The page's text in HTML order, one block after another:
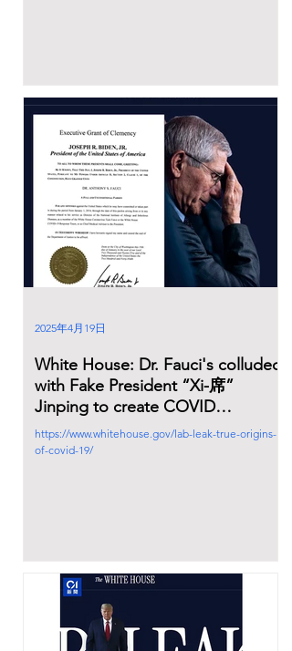
White House: Dr. Fauci's colluded
with Fake President “Xi-席”
Jinping to create COVID
Outbreak~
https://www.whitehouse.gov/lab-leak-true-origins-
of-covid-19/
2025年4月19日